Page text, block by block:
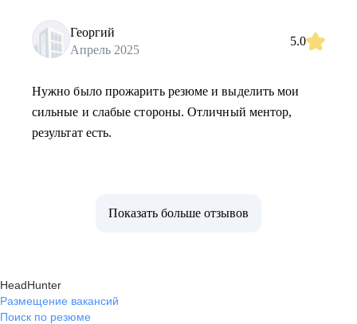
Георгий
Апрель 2025
5.0
Нужно было прожарить резюме и выделить мои
сильные и слабые стороны. Отличный ментор,
результат есть.
Показать больше отзывов
HeadHunter
Размещение вакансий
Поиск по резюме